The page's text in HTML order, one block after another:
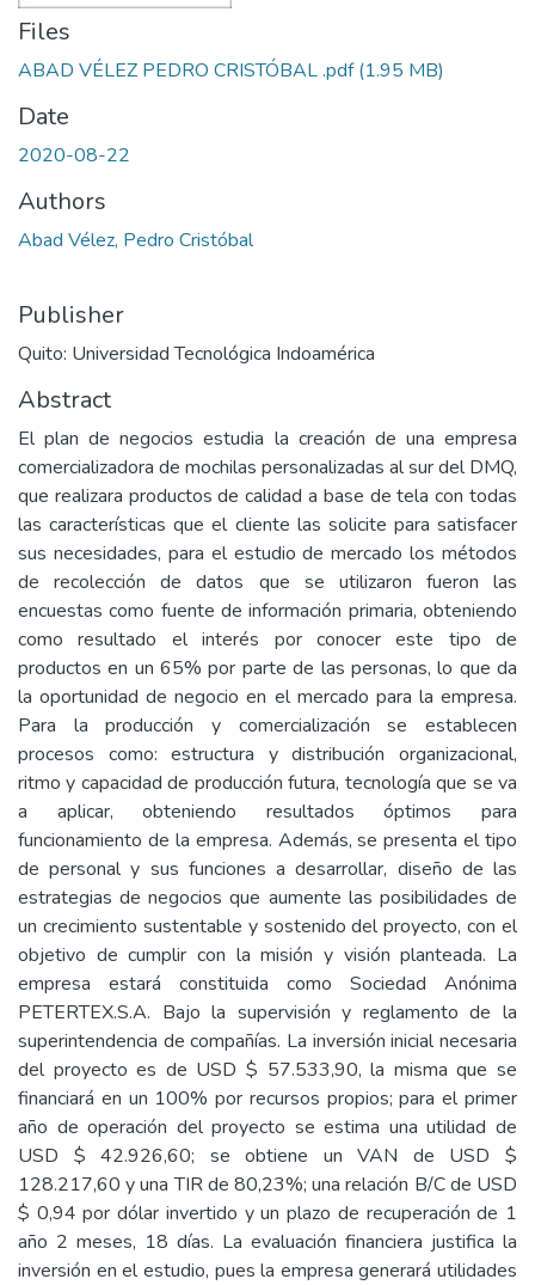
Files
ABAD VÉLEZ PEDRO CRISTÓBAL .pdf(1.95 MB)
Date
2020-08-22
Authors
Abad Vélez, Pedro Cristóbal
Publisher
Quito: Universidad Tecnológica Indoamérica
Abstract
El plan de negocios estudia la creación de una empresa
comercializadora de mochilas personalizadas al sur del DMQ,
que realizara productos de calidad a base de tela con todas
las características que el cliente las solicite para satisfacer
sus necesidades, para el estudio de mercado los métodos
de recolección de datos que se utilizaron fueron las
encuestas como fuente de información primaria, obteniendo
como resultado el interés por conocer este tipo de
productos en un 65% por parte de las personas, lo que da
la oportunidad de negocio en el mercado para la empresa.
Para la producción y comercialización se establecen
procesos como: estructura y distribución organizacional,
ritmo y capacidad de producción futura, tecnología que se va
a aplicar, obteniendo resultados óptimos para
funcionamiento de la empresa. Además, se presenta el tipo
de personal y sus funciones a desarrollar, diseño de las
estrategias de negocios que aumente las posibilidades de
un crecimiento sustentable y sostenido del proyecto, con el
objetivo de cumplir con la misión y visión planteada. La
empresa estará constituida como Sociedad Anónima
PETERTEX.S.A. Bajo la supervisión y reglamento de la
superintendencia de compañías. La inversión inicial necesaria
del proyecto es de USD $ 57.533,90, la misma que se
financiará en un 100% por recursos propios; para el primer
año de operación del proyecto se estima una utilidad de
USD $ 42.926,60; se obtiene un VAN de USD $
128.217,60 y una TIR de 80,23%; una relación B/C de USD
$ 0,94 por dólar invertido y un plazo de recuperación de 1
año 2 meses, 18 días. La evaluación financiera justifica la
inversión en el estudio, pues la empresa generará utilidades